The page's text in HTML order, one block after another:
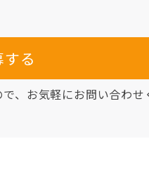
る
、 お気軽にお問い合わ